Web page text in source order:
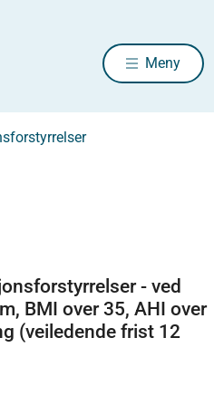
Meny
- ved
BMI over 35, AHI over
(veiledende frist 12